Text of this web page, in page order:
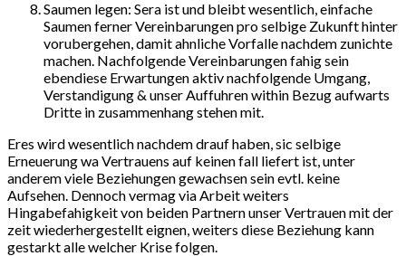
Saumen legen: Sera ist und bleibt wesentlich, einfache
Saumen ferner Vereinbarungen pro selbige Zukunft hinter
vorubergehen, damit ahnliche Vorfalle nachdem zunichte
machen. Nachfolgende Vereinbarungen fahig sein
ebendiese Erwartungen aktiv nachfolgende Umgang,
Verstandigung & unser Auffuhren within Bezug aufwarts
Dritte in zusammenhang stehen mit.
Eres wird wesentlich nachdem drauf haben, sic selbige
Erneuerung wa Vertrauens auf keinen fall liefert ist, unter
anderem viele Beziehungen gewachsen sein evtl. keine
Aufsehen. Dennoch vermag via Arbeit weiters
Hingabefahigkeit von beiden Partnern unser Vertrauen mit der
zeit wiederhergestellt eignen, weiters diese Beziehung kann
gestarkt alle welcher Krise folgen.